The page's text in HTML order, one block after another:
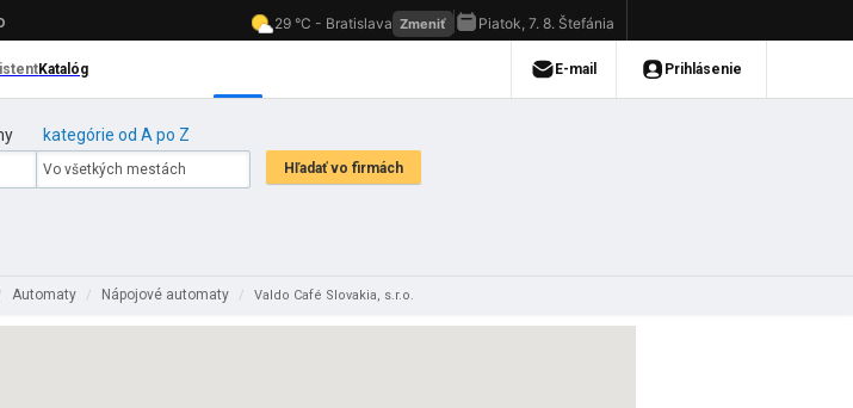
kategórie od A po Z
Automaty / Nápojové automaty / Valdo Café Slovakia, s.r.o.